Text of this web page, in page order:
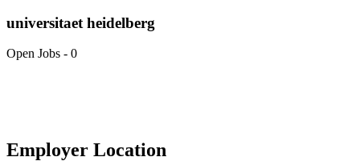
universitaet heidelberg
Open Jobs - 0
Employer Location